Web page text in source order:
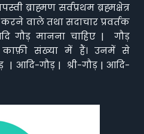
ब्राह्मण सर्वप्रथम ब्रह्मक्षेत्र
वाले तथा सदाचार प्रवर्तक
गौड़ मानना चाहिए | गौड़
काफ़ी संख्या में हैं। उनमें से
| आदि-गौड़ | श्री-गौड़ | आदि-